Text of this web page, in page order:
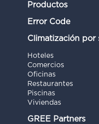
Productos
Error Code
Climatización por
Hoteles
Comercios
Oficinas
Restaurantes
Piscinas
Viviendas
GREE Partners